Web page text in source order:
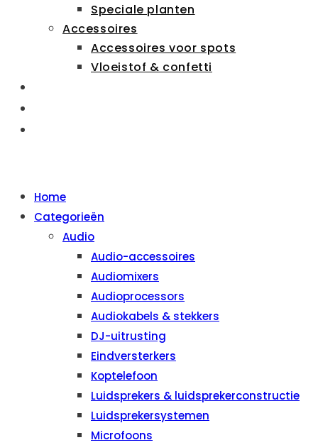
Speciale planten
Accessoires
Accessoires voor spots
Vloeistof & confetti
Home
Categorieën
Audio
Audio-accessoires
Audiomixers
Audioprocessors
Audiokabels & stekkers
DJ-uitrusting
Eindversterkers
Koptelefoon
Luidsprekers & luidsprekerconstructie
Luidsprekersystemen
Microfoons